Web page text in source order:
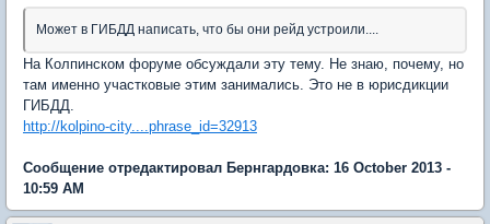
Может в ГИБДД написать, что бы они рейд устроили....
На Колпинском форуме обсуждали эту тему. Не знаю, почему, но
там именно участковые этим занимались. Это не в юрисдикции
ГИБДД.
http://kolpino-city....phrase_id=32913
Сообщение отредактировал Бернгардовка: 16 October 2013 -
10:59 AM